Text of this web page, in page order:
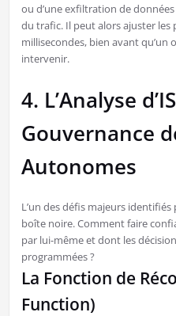
ou d’une exfiltration de
du trafic. Il peut alors ajuster
millisecondes, bien avant qu’un
intervenir.
4. L’Analyse
Gouvernance
Autonomes
L’un des défis majeurs identifiés
boîte noire. Comment faire
par lui-même et dont les
programmées ?
La Fonction de
Function)